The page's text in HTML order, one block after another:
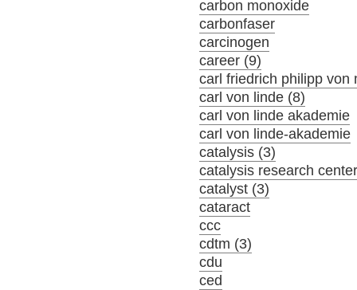
carbon monoxide
carbonfaser
carcinogen
career (9)
carl friedrich philipp von
carl von linde (8)
carl von linde akademie
carl von linde-akademie
catalysis (3)
catalysis research
catalyst (3)
cataract
ccc
cdtm (3)
cdu
ced